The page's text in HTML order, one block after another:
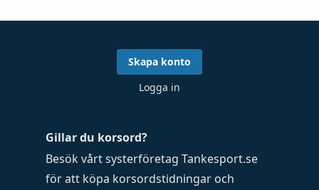
Gillar du korsord?
Besök vårt systerföretag Tankesport.se
för att köpa korsordstidningar och
Skapa konto
Logga in